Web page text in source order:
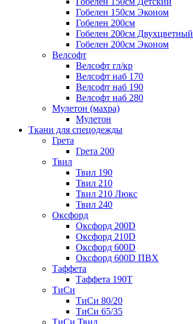
Гобелен 150см Эконом
Гобелен 200см
Гобелен 200см Двухцветный
Гобелен 200см Эконом
Велсофт
Велсофт гл/кр
Велсофт наб 170
Велсофт наб 190
Велсофт наб 280
Мулетон (махра)
Мулетон
Ткани для спецодежды
Грета
Грета 200
Твил
Твил 190
Твил 210
Твил 210 Люкс
Твил 240
Оксфорд
Оксфорд 200D
Оксфорд 210D
Оксфорд 600D
Оксфорд 600D ПВХ
Таффета
Таффета 190T
ТиСи
ТиСи 80/20
ТиСи 65/35
ТиСи Твил